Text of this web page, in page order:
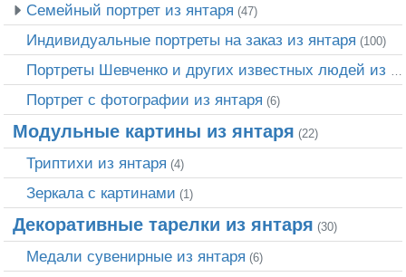
Семейный портрет из янтаря (47)
Индивидуальные портреты на заказ из янтаря (100)
Портреты Шевченко и других известных людей из янтаря
Портрет c фотографии из янтаря (6)
Модульные картины из янтаря (22)
Триптихи из янтаря (4)
Зеркала с картинами (1)
Декоративные тарелки из янтаря (30)
Медали сувенирные из янтаря (6)